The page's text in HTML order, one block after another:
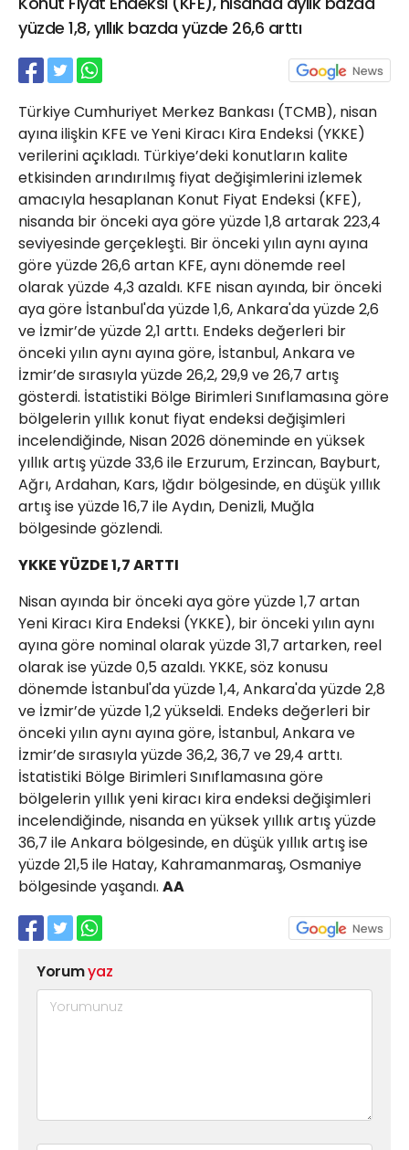
yüzde 1,8, yıllık bazda yüzde 26,6 arttı
Türkiye Cumhuriyet Merkez Bankası (TCMB), nisan
ayına ilişkin KFE ve Yeni Kiracı Kira Endeksi (YKKE)
verilerini açıkladı. Türkiye’deki konutların kalite
etkisinden arındırılmış fiyat değişimlerini izlemek
amacıyla hesaplanan Konut Fiyat Endeksi (KFE),
nisanda bir önceki aya göre yüzde 1,8 artarak 223,4
seviyesinde gerçekleşti. Bir önceki yılın aynı ayına
göre yüzde 26,6 artan KFE, aynı dönemde reel
olarak yüzde 4,3 azaldı. KFE nisan ayında, bir önceki
aya göre İstanbul'da yüzde 1,6, Ankara'da yüzde 2,6
ve İzmir’de yüzde 2,1 arttı. Endeks değerleri bir
önceki yılın aynı ayına göre, İstanbul, Ankara ve
İzmir’de sırasıyla yüzde 26,2, 29,9 ve 26,7 artış
gösterdi. İstatistiki Bölge Birimleri Sınıflamasına göre
bölgelerin yıllık konut fiyat endeksi değişimleri
incelendiğinde, Nisan 2026 döneminde en yüksek
yıllık artış yüzde 33,6 ile Erzurum, Erzincan, Bayburt,
Ağrı, Ardahan, Kars, Iğdır bölgesinde, en düşük yıllık
artış ise yüzde 16,7 ile Aydın, Denizli, Muğla
bölgesinde gözlendi.
YKKE YÜZDE 1,7 ARTTI
Nisan ayında bir önceki aya göre yüzde 1,7 artan
Yeni Kiracı Kira Endeksi (YKKE), bir önceki yılın aynı
ayına göre nominal olarak yüzde 31,7 artarken, reel
olarak ise yüzde 0,5 azaldı. YKKE, söz konusu
dönemde İstanbul'da yüzde 1,4, Ankara'da yüzde 2,8
ve İzmir’de yüzde 1,2 yükseldi. Endeks değerleri bir
önceki yılın aynı ayına göre, İstanbul, Ankara ve
İzmir’de sırasıyla yüzde 36,2, 36,7 ve 29,4 arttı.
İstatistiki Bölge Birimleri Sınıflamasına göre
bölgelerin yıllık yeni kiracı kira endeksi değişimleri
incelendiğinde, nisanda en yüksek yıllık artış yüzde
36,7 ile Ankara bölgesinde, en düşük yıllık artış ise
yüzde 21,5 ile Hatay, Kahramanmaraş, Osmaniye
bölgesinde yaşandı. AA
Yorumyaz
21 Gölcük
haber@golcukpostasi.com